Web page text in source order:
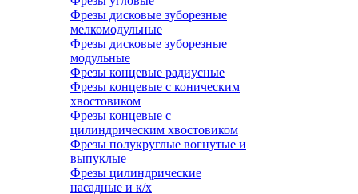
Фрезы дисковые зуборезные
мелкомодульные
Фрезы дисковые зуборезные
модульные
Фрезы концевые радиусные
Фрезы концевые с коническим
хвостовиком
Фрезы концевые с
цилиндрическим хвостовиком
Фрезы полукруглые вогнутые и
выпуклые
Фрезы цилиндрические
насадные и к/х